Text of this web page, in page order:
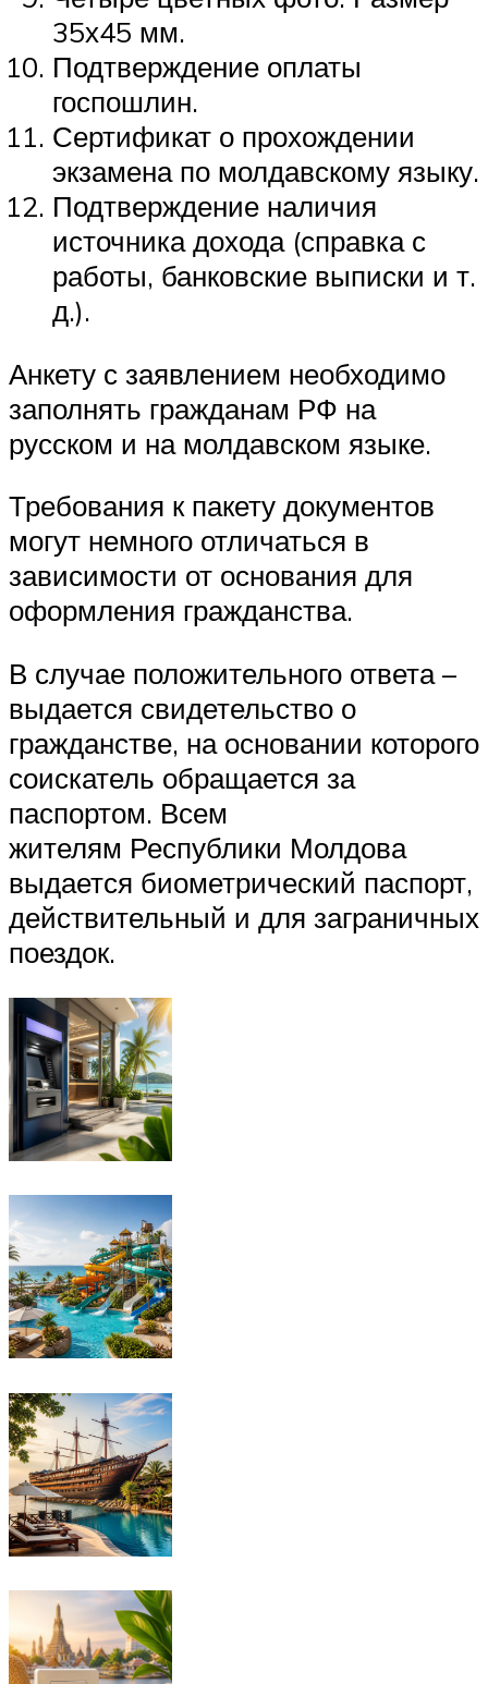
35х45 мм.
Подтверждение оплаты
госпошлин.
Сертификат о прохождении
экзамена по молдавскому языку.
Подтверждение наличия
источника дохода (справка с
работы, банковские выписки и т.
д.).
Анкету с заявлением необходимо
заполнять гражданам РФ на
русском и на молдавском языке.
Требования к пакету документов
могут немного отличаться в
зависимости от основания для
оформления гражданства.
В случае положительного ответа –
выдается свидетельство о
гражданстве, на основании которого
соискатель обращается за
паспортом. Всем
жителям Республики Молдова
выдается биометрический паспорт,
действительный и для заграничных
поездок.